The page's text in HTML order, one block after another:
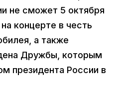
не сможет 5 октября
концерте в честь
а также
Дружбы, которым
президента России в